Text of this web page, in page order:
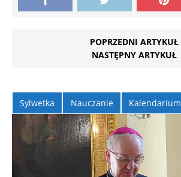
POPRZEDNI ARTYKUŁ
NASTĘPNY ARTYKUŁ
Sylwetka Nauczanie Kalendarium